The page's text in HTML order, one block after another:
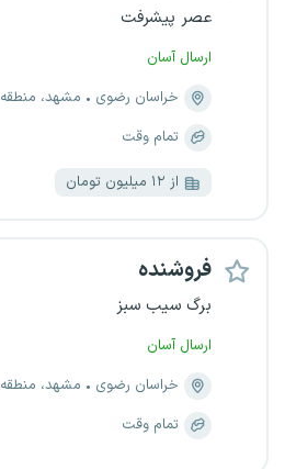
عصر پیشرفت
ارسال آسان
خراسان رضوی
مشهد، منطقه ۱، بلوار سجاد
تمام وقت
از ۱۲ میلیون تومان
فروشنده
برگ سیب سبز
ارسال آسان
خراسان رضوی
مشهد، منطقه ۱۲، امیریه
تمام وقت